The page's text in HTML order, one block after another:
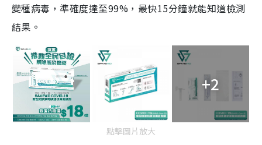
變種病毒，準確度達至99%，最快15分鐘就能知道檢測
結果。
+2
點擊圖片放大